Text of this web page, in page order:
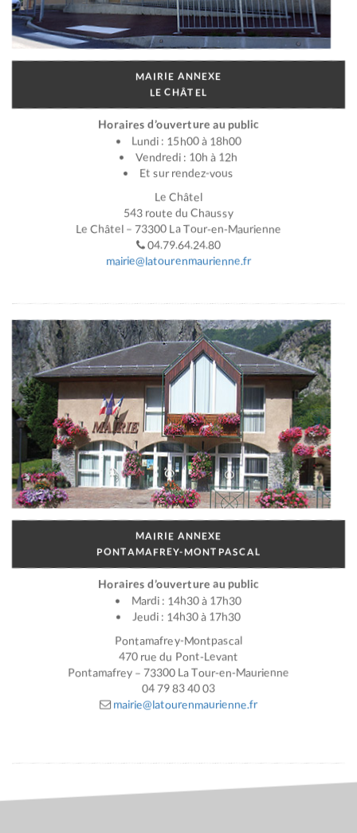
MAIRIE ANNEXE
LE CHÂTEL
Horaires d’ouverture au public
Lundi : 15h00 à 18h00
Vendredi : 10h à 12h
Et sur rendez-vous
Le Châtel
543 route du Chaussy
Le Châtel – 73300 La Tour-en-Maurienne
04.79.64.24.80
mairie@latourenmaurienne.fr
MAIRIE ANNEXE
PONTAMAFREY-MONTPASCAL
Horaires d’ouverture au public
Mardi : 14h30 à 17h30
Jeudi : 14h30 à 17h30
Pontamafrey-Montpascal
470 rue du Pont-Levant
Pontamafrey – 73300 La Tour-en-Maurienne
04 79 83 40 03
mairie@latourenmaurienne.fr